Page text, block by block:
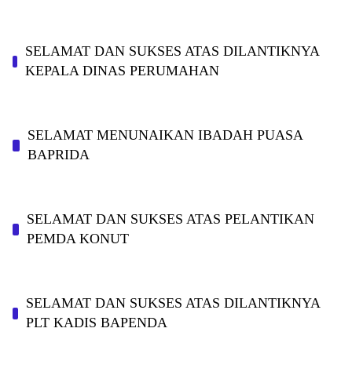
SELAMAT DAN SUKSES ATAS DILANTIKNYA
KEPALA DINAS PERUMAHAN
SELAMAT MENUNAIKAN IBADAH PUASA
BAPRIDA
SELAMAT DAN SUKSES ATAS PELANTIKAN
PEMDA KONUT
SELAMAT DAN SUKSES ATAS DILANTIKNYA
PLT KADIS BAPENDA